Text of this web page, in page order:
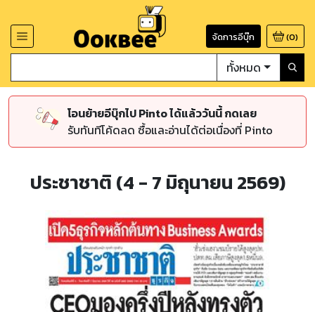
จัดการอีบุ๊ก (0)
ทั้งหมด
โอนย้ายอีบุ๊กไป Pinto ได้แล้ววันนี้ กดเลย
รับทันทีโค้ดลด ซื้อและอ่านได้ต่อเนื่องที่ Pinto
ประชาชาติ (4 - 7 มิถุนายน 2569)